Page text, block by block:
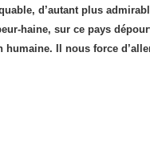
d’autant plus
haine, sur ce pays
Il nous force